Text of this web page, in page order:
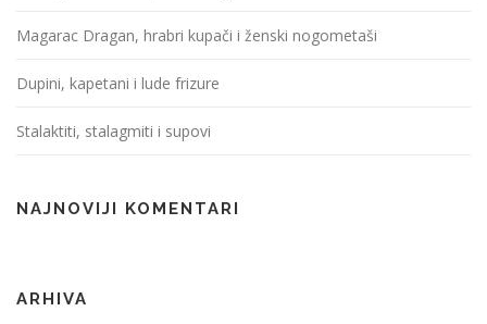
Magarac Dragan, hrabri kupači i ženski nogometaši
Dupini, kapetani i lude frizure
Stalaktiti, stalagmiti i supovi
NAJNOVIJI KOMENTARI
ARHIVA